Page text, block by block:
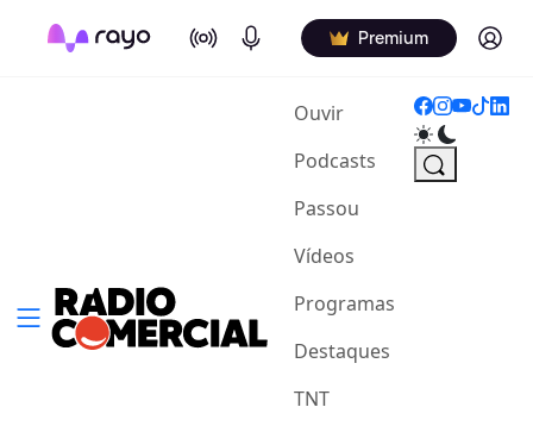
On Air Podcasts Premium Log in
Ouvir(current)
Podcasts
Passou
Vídeos
Programas
Destaques
TNT